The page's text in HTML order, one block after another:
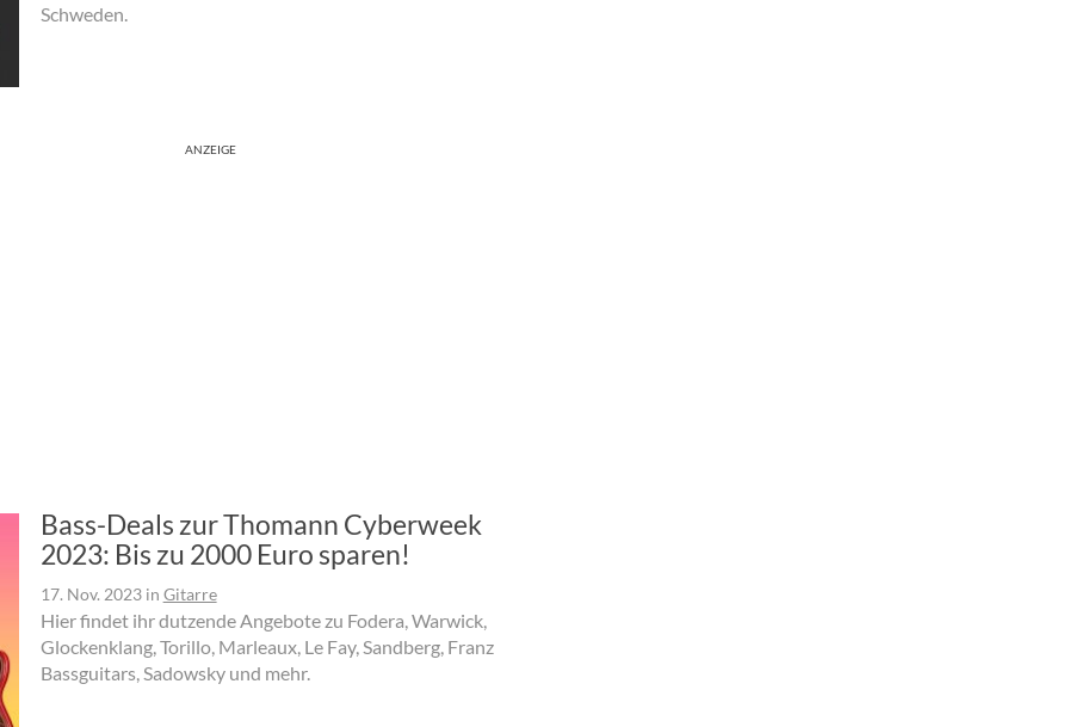
Schweden.
ANZEIGE
Bass-Deals zur Thomann Cyberweek
2023: Bis zu 2000 Euro sparen!
17. Nov. 2023in Gitarre
Hier findet ihr dutzende Angebote zu Fodera, Warwick,
Glockenklang, Torillo, Marleaux, Le Fay, Sandberg, Franz
Bassguitars, Sadowsky und mehr.